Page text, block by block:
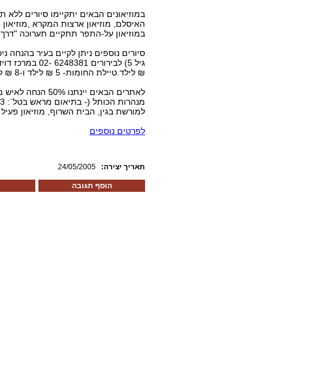
האיסלם, מוזיאון ארצות המקרא ,מוזיאון
במוזיאון על-התפר תתקיים תערוכה
₪ לילד.טיילת החומות- 5 ₪ לילד ו-8 ₪ למבוגר (כנגד הצגת תעודת מילואים).
לאתרים הבאים יינתנו 50% הנחה לאיש מילואים + ילד אחד (עם הצגת תעודת מילואים) -
למורשת בגין, הבית השרוף, מוזיאון פעיל
לפרטים נוספים
24/05/2005 :תאריך יצירה
הוסף תגובה